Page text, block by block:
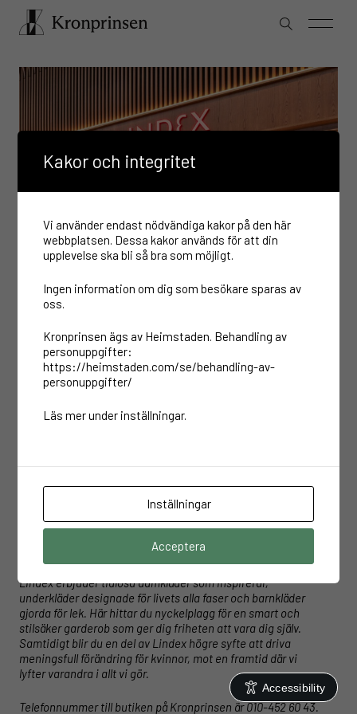
10:00–16:00
SE AVVIKANDE ÖPPETTIDER
Lindex erbjuder tidlösa damkläder som inspirerar,
underkläder designade för livets alla faser och barnkläder
gjorda för lek. Här hittar du nyckelplagg för en smart och
stilsäker garderob som ger dig friheten att vara dig själv.
Samtidigt blir du en del av Lindex högre syfte att driva
meningsfull förändring för kvinnor, mot en framtid där vi
lyfter varandra i allt vi gör.
Telefonnummer till butiken på Kronprinsen är 010-452 60 43.
Accessibility
Kakor och integritet
Vi använder endast nödvändiga kakor på den här
webbplatsen. Dessa kakor används för att din
upplevelse ska bli så bra som möjligt.
Ingen information om dig som besökare sparas av
oss.
Kronprinsen ägs av Heimstaden. Behandling av
personuppgifter:
https://heimstaden.com/se/behandling-av-
personuppgifter/
Läs mer under inställningar.
Inställningar
Acceptera